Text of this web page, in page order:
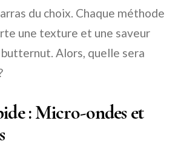
du choix. Chaque méthode
une texture et une saveur
Alors, quelle sera
: Micro-ondes et